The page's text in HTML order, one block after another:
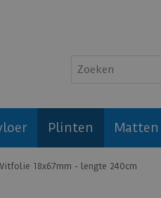
18x67mm - lengte 240cm
Plinten Matten